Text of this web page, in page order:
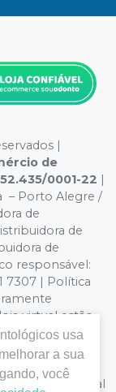
|
de
0001-22 |
– Porto Alegre /
de
de
de
responsável:
7307 | Política
virtual estão
de preços
Compra. Não
o direito
pelo canal
usa
a sua
você